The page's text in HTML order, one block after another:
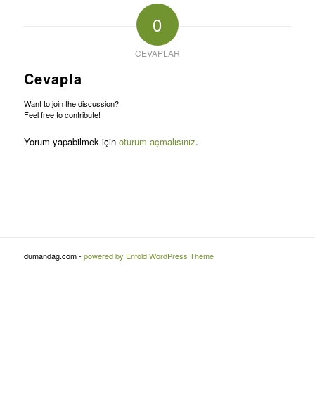
0
CEVAPLAR
Cevapla
Want to join the discussion?
Feel free to contribute!
Yorum yapabilmek için oturum açmalısınız.
dumandag.com - powered by Enfold WordPress Theme